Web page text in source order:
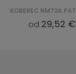
od 29,52 €